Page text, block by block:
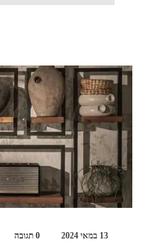
13 במאי 2024 0 תגובה